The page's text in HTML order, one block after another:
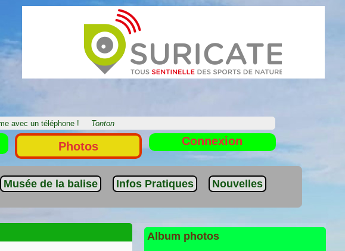
avec un téléphone ! Tonton
Photos Connexion
Musée de la balise Infos Pratiques Nouvelles
Album photos